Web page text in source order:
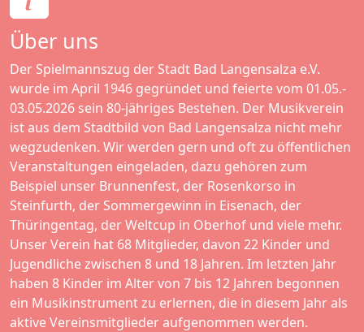
Über uns
Der Spielmannszug der Stadt Bad Langensalza e.V.
wurde im April 1946 gegründet und feierte vom 01.05.-
03.05.2026 sein 80-jähriges Bestehen. Der Musikverein
ist aus dem Stadtbild von Bad Langensalza nicht mehr
wegzudenken. Wir werden gern und oft zu öffentlichen
Veranstaltungen eingeladen, dazu gehören zum
Beispiel unser Brunnenfest, der Rosenkorso in
Steinfurth, der Sommergewinn in Eisenach, der
Thüringentag, der Weltcup in Oberhof und viele mehr.
Unser Verein hat 68 Mitglieder, davon 22 Kinder und
Jugendliche zwischen 8 und 18 Jahren. Im letzten Jahr
haben 8 Kinder im Alter von 7 bis 12 Jahren begonnen
ein Musikinstrument zu erlernen, die in diesem Jahr als
aktive Vereinsmitglieder aufgenommen werden.